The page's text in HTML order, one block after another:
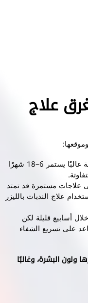
علاج
: نضج الندبة غالبًا يستمر 6–18 شهرًا
علاجات مستمرة قد تمتد
علاج الندبات بالليزر
أسابيع قليلة لكن
على تسريع الشفاء
ولون البشرة، وغالبًا